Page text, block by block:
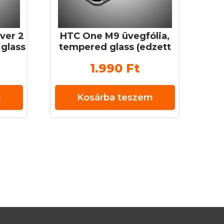
2
HTC One M9 üvegfólia,
tempered glass (edzett
1.990 Ft
Kosárba teszem